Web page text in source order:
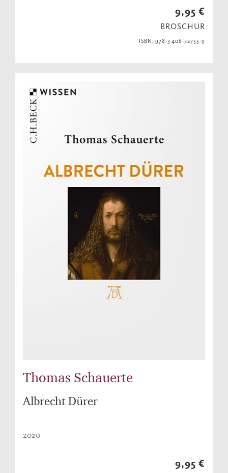
9,95 €
BROSCHUR
ISBN: 978-3-406-72755-9
Thomas Schauerte
Albrecht Dürer
2020
9,95 €